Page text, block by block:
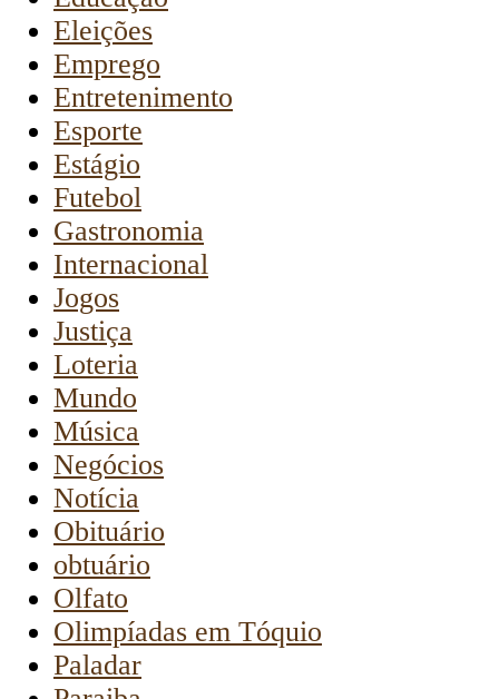
Eleições
Emprego
Entretenimento
Esporte
Estágio
Futebol
Gastronomia
Internacional
Jogos
Justiça
Loteria
Mundo
Música
Negócios
Notícia
Obituário
obtuário
Olfato
Olimpíadas em Tóquio
Paladar